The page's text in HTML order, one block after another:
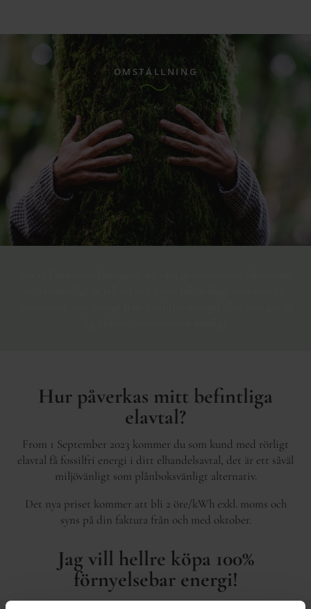
OMSTÄLLNING
Hur påverkas mitt befintliga
elavtal?
From 1 September 2023 kommer du som kund med rörligt
elavtal få fossilfri energi i ditt elhandelsavtal, det är ett såväl
miljövänligt som plånboksvänligt alternativ.
Det nya priset kommer att bli 2 öre/kWh exkl. moms och
syns på din faktura från och med oktober.
Jag vill hellre köpa 100%
förnyelsebar energi!